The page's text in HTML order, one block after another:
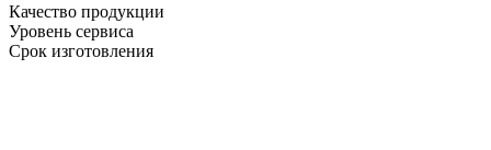
Качество продукции
Уровень сервиса
Срок изготовления